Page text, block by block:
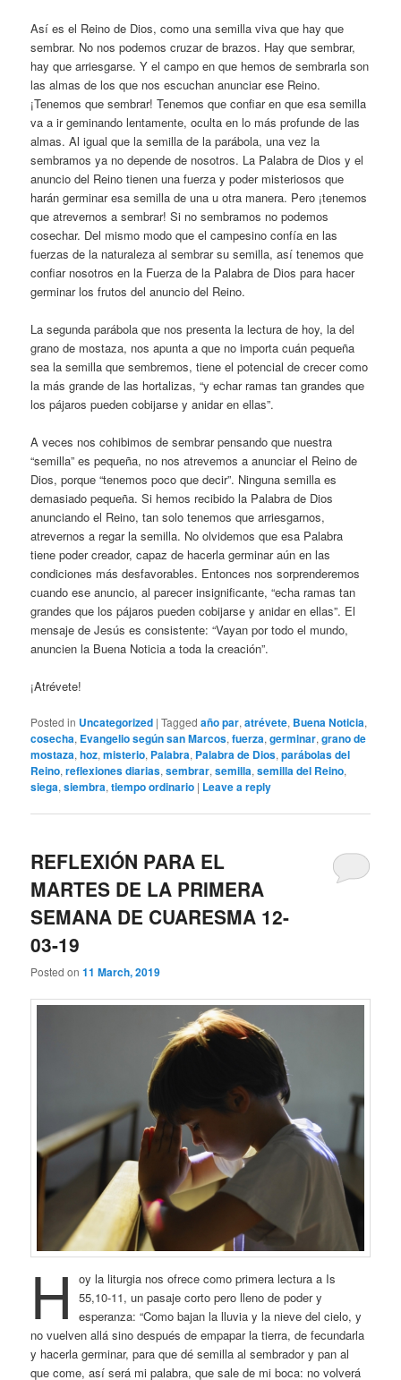
Así es el Reino de Dios, como una semilla viva que hay que
sembrar. No nos podemos cruzar de brazos. Hay que sembrar,
hay que arriesgarse. Y el campo en que hemos de sembrarla son
las almas de los que nos escuchan anunciar ese Reino.
¡Tenemos que sembrar! Tenemos que confiar en que esa semilla
va a ir geminando lentamente, oculta en lo más profunde de las
almas. Al igual que la semilla de la parábola, una vez la
sembramos ya no depende de nosotros. La Palabra de Dios y el
anuncio del Reino tienen una fuerza y poder misteriosos que
harán germinar esa semilla de una u otra manera. Pero ¡tenemos
que atrevernos a sembrar! Si no sembramos no podemos
cosechar. Del mismo modo que el campesino confía en las
fuerzas de la naturaleza al sembrar su semilla, así tenemos que
confiar nosotros en la Fuerza de la Palabra de Dios para hacer
germinar los frutos del anuncio del Reino.
La segunda parábola que nos presenta la lectura de hoy, la del
grano de mostaza, nos apunta a que no importa cuán pequeña
sea la semilla que sembremos, tiene el potencial de crecer como
la más grande de las hortalizas, “y echar ramas tan grandes que
los pájaros pueden cobijarse y anidar en ellas”.
A veces nos cohibimos de sembrar pensando que nuestra
“semilla” es pequeña, no nos atrevemos a anunciar el Reino de
Dios, porque “tenemos poco que decir”. Ninguna semilla es
demasiado pequeña. Si hemos recibido la Palabra de Dios
anunciando el Reino, tan solo tenemos que arriesgarnos,
atrevernos a regar la semilla. No olvidemos que esa Palabra
tiene poder creador, capaz de hacerla germinar aún en las
condiciones más desfavorables. Entonces nos sorprenderemos
cuando ese anuncio, al parecer insignificante, “echa ramas tan
grandes que los pájaros pueden cobijarse y anidar en ellas”. El
mensaje de Jesús es consistente: “Vayan por todo el mundo,
anuncien la Buena Noticia a toda la creación”.
¡Atrévete!
Posted in Uncategorized |Tagged año par,atrévete, Buena Noticia,
cosecha, Evangelio según san Marcos,fuerza,germinar,grano de
mostaza,hoz,misterio, Palabra, Palabra de Dios,parábolas del
Reino,reflexiones diarias,sembrar,semilla,semilla del Reino,
siega,siembra,tiempo ordinario | Leave a reply
REFLEXIÓN PARA EL
MARTES DE LA PRIMERA
SEMANA DE CUARESMA 12-
03-19
Posted on11 March, 2019
H
oy la liturgia nos ofrece como primera lectura a Is
55,10-11, un pasaje corto pero lleno de poder y
esperanza: “Como bajan la lluvia y la nieve del cielo, y
no vuelven allá sino después de empapar la tierra, de fecundarla
y hacerla germinar, para que dé semilla al sembrador y pan al
que come, así será mi palabra, que sale de mi boca: no volverá